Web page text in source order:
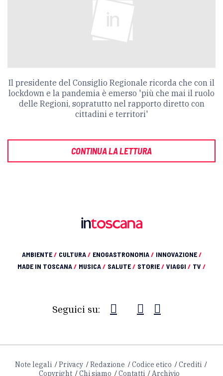
Il presidente del Consiglio Regionale ricorda che con il
lockdown e la pandemia è emerso 'più che mai il ruolo
delle Regioni, sopratutto nel rapporto diretto con
cittadini e territori'
CONTINUA LA LETTURA
AMBIENTE/ CULTURA/ ENOGASTRONOMIA/ INNOVAZIONE/
MADE IN TOSCANA/ MUSICA/ SALUTE/ STORIE/ VIAGGI / TV /
Seguici su:
Note legali Privacy Redazione Codice etico
Crediti
Copyright
Chi siamo Contatti Archivio